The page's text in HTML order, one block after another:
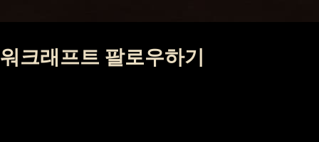
워크래프트 팔로우하기